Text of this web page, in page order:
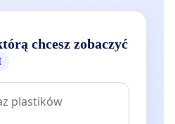
chcesz zobaczyć